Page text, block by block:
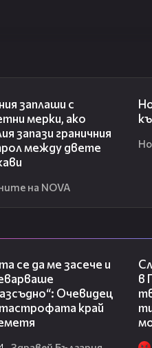
заплаши с
мерки, ако
запази граничния
между двете
на NOVA
се да ме засече и
Очевидец
край
в